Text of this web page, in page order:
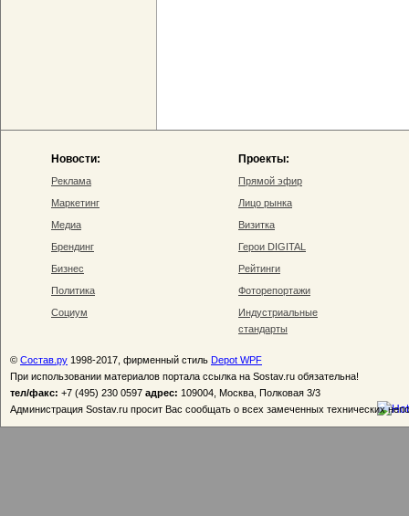
Новости:
Реклама
Маркетинг
Медиа
Брендинг
Бизнес
Политика
Социум
Проекты:
Прямой эфир
Лицо рынка
Визитка
Герои DIGITAL
Рейтинги
Фоторепортажи
Индустриальные
стандарты
© Состав.ру 1998-2017, фирменный стиль Depot WPF
При использовании материалов портала ссылка на Sostav.ru обязательна!
тел/факс: +7 (495) 230 0597 адрес: 109004, Москва, Полковая 3/3
Администрация Sostav.ru просит Вас сообщать о всех замеченных технических